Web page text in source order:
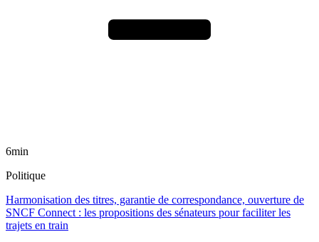
6min
Politique
Harmonisation des titres, garantie de correspondance, ouverture de
SNCF Connect : les propositions des sénateurs pour faciliter les
trajets en train